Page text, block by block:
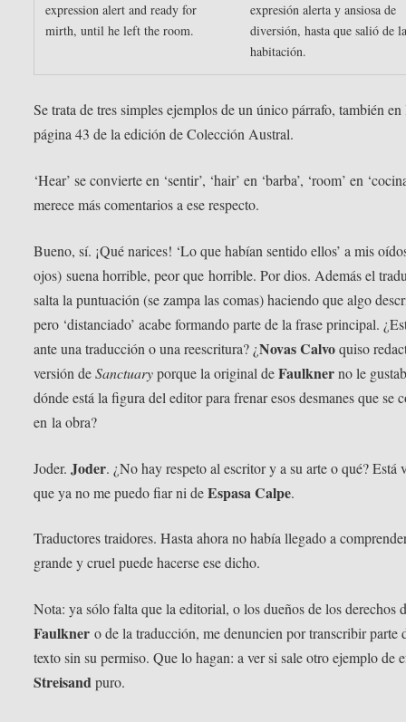
expression alert and ready for
mirth, until he left the room.
expresión alerta y ansiosa de
diversión, hasta que salió de
habitación.
Se trata de tres simples ejemplos de un único párrafo, también en
página 43 de la edición de Colección Austral.
‘Hear’ se convierte en ‘sentir’, ‘hair’ en ‘barba’, ‘room’ en
merece más comentarios a ese respecto.
Bueno, sí. ¡Qué narices! ‘Lo que habían sentido ellos’ a mis
ojos) suena horrible, peor que horrible. Por dios. Además el
salta la puntuación (se zampa las comas) haciendo que algo
pero ‘distanciado’ acabe formando parte de la frase principal.
ante una traducción o una reescritura? ¿Novas Calvoquiso
versión deSanctuaryporque la original deFaulknerno le
dónde está la figura del editor para frenar esos desmanes que se
en la obra?
Joder.Joder. ¿No hay respeto al escritor y a su arte o qué? Está
que ya no me puedo fiar ni deEspasa Calpe.
Traductores traidores. Hasta ahora no había llegado a
grande y cruel puede hacerse ese dicho.
Nota: ya sólo falta que la editorial, o los dueños de los derechos
Faulkner o de la traducción, me denuncien por transcribir parte
texto sin su permiso. Que lo hagan: a ver si sale otro ejemplo de
Streisandpuro.